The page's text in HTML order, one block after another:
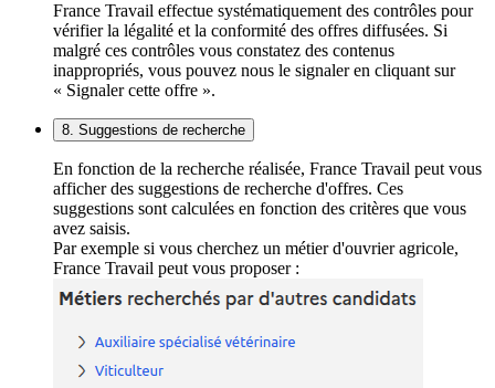
France Travail effectue systématiquement des contrôles pour
vérifier la légalité et la conformité des offres diffusées. Si
malgré ces contrôles vous constatez des contenus
inappropriés, vous pouvez nous le signaler en cliquant sur
« Signaler cette offre ».
8. Suggestions de recherche
En fonction de la recherche réalisée, France Travail peut vous
afficher des suggestions de recherche d'offres. Ces
suggestions sont calculées en fonction des critères que vous
avez saisis.
Par exemple si vous cherchez un métier d'ouvrier agricole,
France Travail peut vous proposer :